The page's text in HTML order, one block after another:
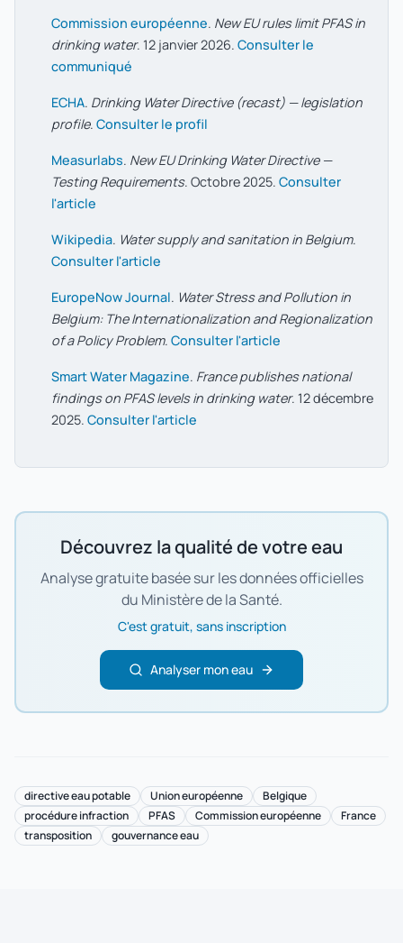
Commission européenne. New EU rules limit PFAS in
drinking water. 12 janvier 2026. Consulter le
communiqué
ECHA. Drinking Water Directive (recast) — legislation
profile. Consulter le profil
Measurlabs. New EU Drinking Water Directive —
Testing Requirements. Octobre 2025. Consulter
l'article
Wikipedia. Water supply and sanitation in Belgium.
Consulter l'article
EuropeNow Journal. Water Stress and Pollution in
Belgium: The Internationalization and Regionalization
of a Policy Problem. Consulter l'article
Smart Water Magazine. France publishes national
findings on PFAS levels in drinking water. 12 décembre
2025. Consulter l'article
Découvrez la qualité de votre eau
Analyse gratuite basée sur les données officielles
du Ministère de la Santé.
C'est gratuit, sans inscription
Analyser mon eau
directive eau potable Union européenne
Belgique
procédure infraction
PFAS Commission européenne
France
transposition
gouvernance eau